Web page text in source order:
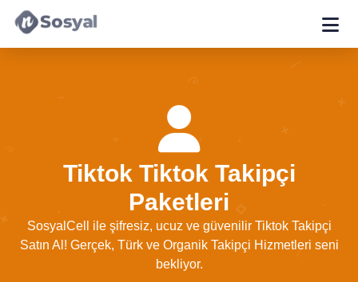
Tiktok Tiktok Takipçi
Paketleri
SosyalCell ile şifresiz, ucuz ve güvenilir Tiktok Takipçi
Satın Al! Gerçek, Türk ve Organik Takipçi Hizmetleri seni
bekliyor.